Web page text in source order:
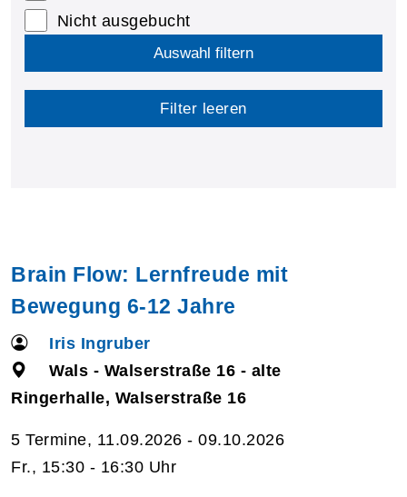
Nicht ausgebucht
Auswahl filtern
Filter leeren
Brain Flow: Lernfreude mit
Bewegung 6-12 Jahre
Iris Ingruber
Wals - Walserstraße 16 - alte
Ringerhalle, Walserstraße 16
5 Termine, 11.09.2026 - 09.10.2026
Fr., 15:30 - 16:30 Uhr